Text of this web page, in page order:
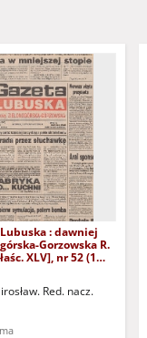
: dawniej
Gorzowska R.
XLV], nr 52 (1
Red. nacz.